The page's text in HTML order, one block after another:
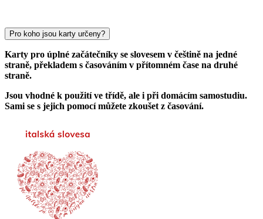
Pro koho jsou karty určeny?
Karty pro úplné začátečníky se slovesem v češtině na jedné
straně, překladem s časováním v přítomném čase na druhé
straně.
Jsou vhodné k použití ve třídě, ale i při domácím samostudiu.
Sami se s jejich pomocí můžete zkoušet z časování.